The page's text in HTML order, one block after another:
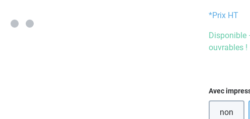
*Prix HT
Disponible
ouvrables !
Avec
non